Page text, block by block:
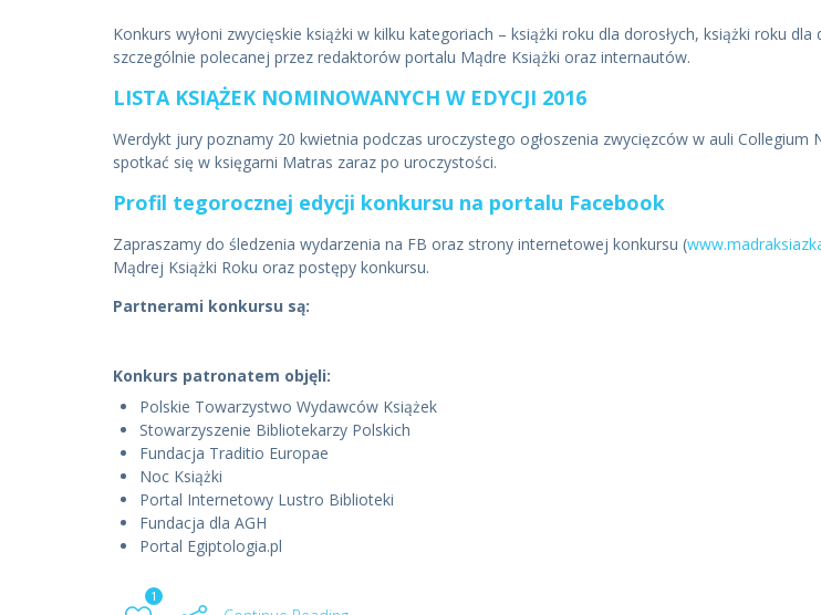
Konkurs wyłoni zwycięskie książki w kilku kategoriach – książki roku dla dorosłych, książki roku
szczególnie polecanej przez redaktorów portalu Mądre Książki oraz internautów.
LISTA KSIĄŻEK NOMINOWANYCH W EDYCJI 2016
Werdykt jury poznamy 20 kwietnia podczas uroczystego ogłoszenia zwycięzców w auli
spotkać się w księgarni Matras zaraz po uroczystości.
Profil tegorocznej edycji konkursu na portalu Facebook
Zapraszamy do śledzenia wydarzenia na FB oraz strony internetowej konkursu (
Mądrej Książki Roku oraz postępy konkursu.
Partnerami konkursu są:
Konkurs patronatem objęli:
Polskie Towarzystwo Wydawców Książek
Stowarzyszenie Bibliotekarzy Polskich
Fundacja Traditio Europae
Noc Książki
Portal Internetowy Lustro Biblioteki
Fundacja dla AGH
Portal Egiptologia.pl
1